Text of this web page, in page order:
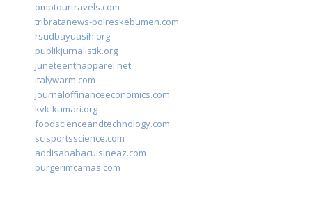
omptourtravels.com
tribratanews-polreskebumen.com
rsudbayuasih.org
publikjurnalistik.org
juneteenthapparel.net
italywarm.com
journaloffinanceeconomics.com
kvk-kumari.org
foodscienceandtechnology.com
scisportsscience.com
addisababacuisineaz.com
burgerimcamas.com